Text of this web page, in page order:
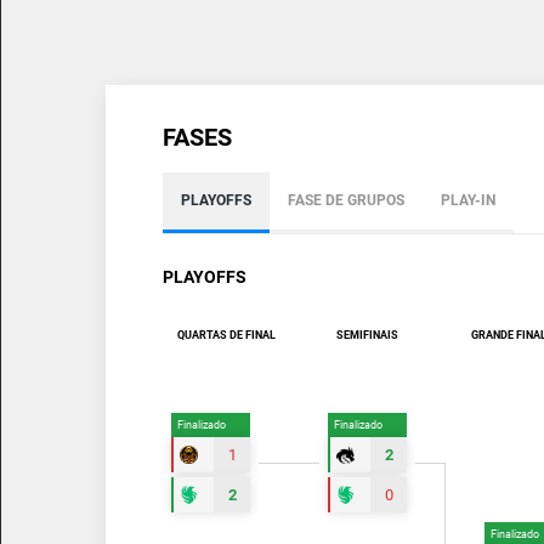
FASES
PLAYOFFS FASE DE GRUPOS PLAY-IN
PLAYOFFS
GRANDE
Finalizado
SEMIFINAIS
Finalizado
2
0
QUARTAS DE FINAL
Finalizado
1
2